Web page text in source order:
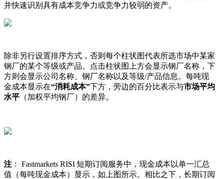
并快速识别 具有成本竞争力或竞争力较弱的资产。
除非另行设置排序方式 ， 否则 每个柱状图代表所选市场中某家
钢厂的某个等级或产品。 点击柱状图 上方会显示钢厂名称 ， 下
方则 会显示公司 名称 钢厂名称以 及等级/产品信息 。 每吨现
金成本显示在“消耗成本”下方 ， 旁边的百分比表示与市场平均
水平 （加权平均钢厂） 的差异。
注 ： Fastmarkets RISI 短期订阅 服务中 ， 现金成本以单一汇总
值 （每吨现金成本） 显示 ， 如 上 图 所示。 相比之下 ， 长期订阅